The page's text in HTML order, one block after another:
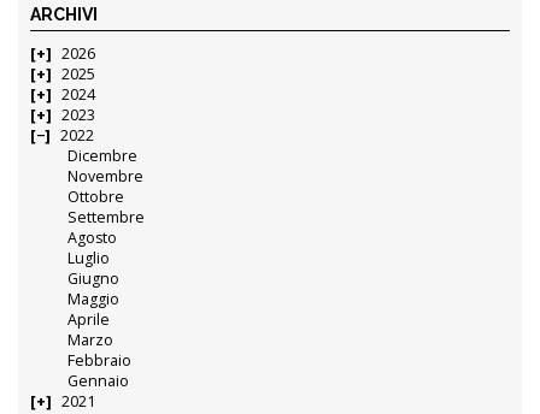
ARCHIVI
2026
2025
2024
2023
2022
Dicembre
Novembre
Ottobre
Settembre
Agosto
Luglio
Giugno
Maggio
Aprile
Marzo
Febbraio
Gennaio
2021